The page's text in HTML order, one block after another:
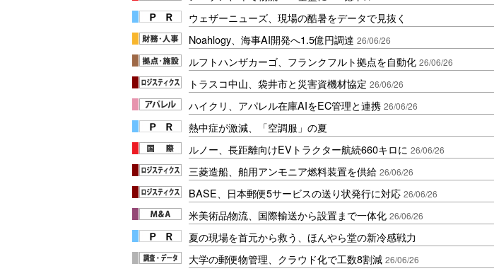
ウェザーニューズ、現場の酷暑をデータで見抜く
Noahlogy、海事AI開発へ1.5億円調達 26/06/26
ルフトハンザカーゴ、フランクフルト拠点を自動化 26/06/26
トラスコ中山、袋井市と災害資機材協定 26/06/26
ハイクリ、アパレル在庫AIをEC管理と連携 26/06/26
熱中症が激減、「空調服」の夏
ルノー、長距離向けEVトラクター航続660キロに 26/06/26
三菱造船、舶用アンモニア燃料装置を供給 26/06/26
BASE、日本郵便5サービスの送り状発行に対応 26/06/26
米美術品物流、国際輸送から設置まで一体化 26/06/26
夏の現場を首元から救う、ほんやら堂の新冷感戦力
大学の郵便物管理、クラウド化で工数8割減 26/06/26